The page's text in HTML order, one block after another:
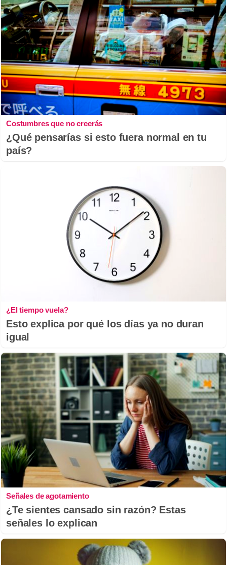
Costumbres que no creerás
¿Qué pensarías si esto fuera normal en tu
país?
¿El tiempo vuela?
Esto explica por qué los días ya no duran
igual
Señales de agotamiento
¿Te sientes cansado sin razón? Estas
señales lo explican